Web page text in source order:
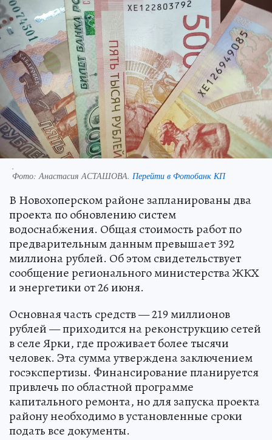
.
Фото:Анастасия АСТАШОВА. Перейти в Фотобанк КП
В Новохоперском районе запланированы два
проекта по обновлению систем
водоснабжения. Общая стоимость работ по
предварительным данным превышает 392
миллиона рублей. Об этом свидетельствует
сообщение регионального министерства ЖКХ
и энергетики от 26 июня.
Основная часть средств — 219 миллионов
рублей — приходится на реконструкцию сетей
в селе Ярки, где проживает более тысячи
человек. Эта сумма утверждена заключением
госэкспертизы. Финансирование планируется
привлечь по областной программе
капитального ремонта, но для запуска проекта
району необходимо в установленные сроки
подать все документы.